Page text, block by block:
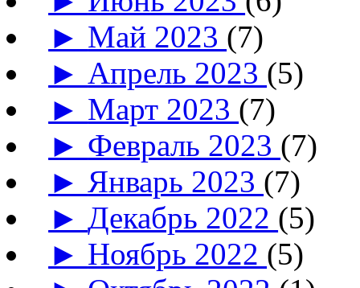
► Май 2023 (7)
► Апрель 2023 (5)
► Март 2023 (7)
► Февраль 2023 (7)
► Январь 2023 (7)
►Декабрь 2022 (5)
► Ноябрь 2022 (5)